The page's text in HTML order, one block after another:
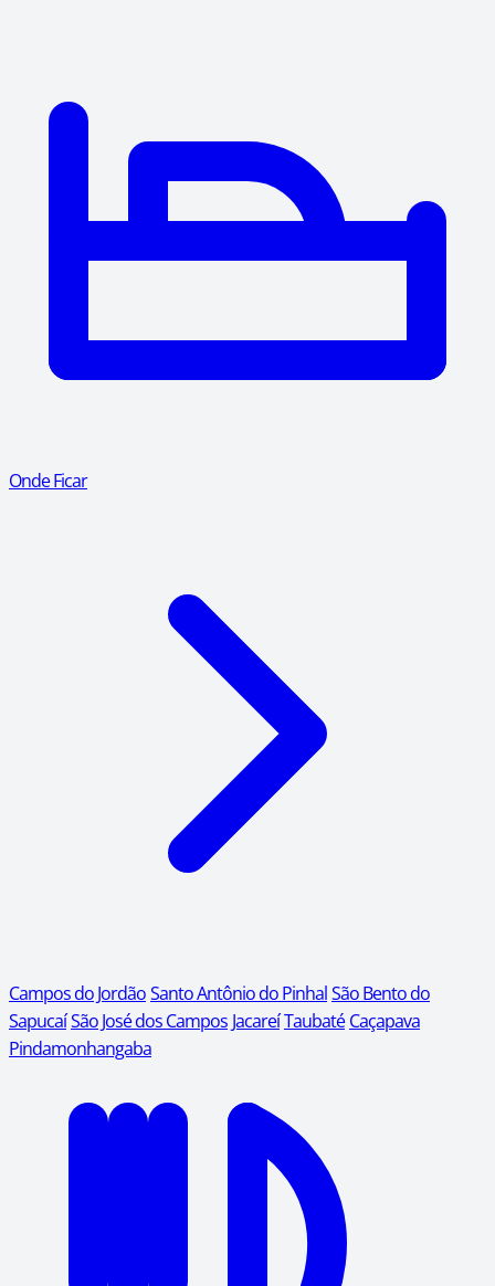
Onde Ficar
Campos do JordãoSanto Antônio do PinhalSão Bento do
SapucaíSão José dos Campos JacareíTaubaté Caçapava
Pindamonhangaba